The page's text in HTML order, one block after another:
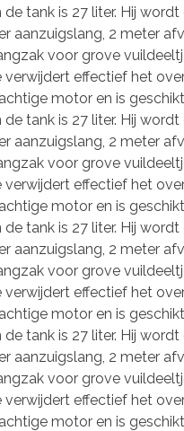
de tank is 27 liter. Hij
aanzuigslang, 2 meter
voor grove
effectief het
motor en is
de tank is 27 liter. Hij
aanzuigslang, 2 meter
voor grove
effectief het
motor en is
de tank is 27 liter. Hij
aanzuigslang, 2 meter
voor grove
effectief het
motor en is
de tank is 27 liter. Hij
aanzuigslang, 2 meter
voor grove
effectief het
motor en is